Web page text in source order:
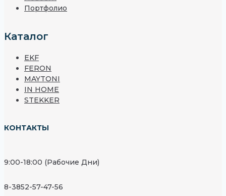
Портфолио
Каталог
EKF
FERON
MAYTONI
IN HOME
STEKKER
КОНТАКТЫ
9:00-18:00 (Рабочие Дни)
8-3852-57-47-56